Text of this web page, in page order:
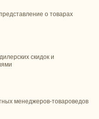
о товарах
скидок и
менеджеров-товароведов